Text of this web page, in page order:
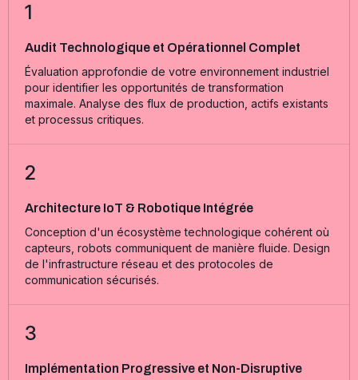
1
Audit Technologique et Opérationnel Complet
Évaluation approfondie de votre environnement industriel
pour identifier les opportunités de transformation
maximale. Analyse des flux de production, actifs existants
et processus critiques.
2
Architecture IoT & Robotique Intégrée
Conception d'un écosystème technologique cohérent où
capteurs, robots communiquent de manière fluide. Design
de l'infrastructure réseau et des protocoles de
communication sécurisés.
3
Implémentation Progressive et Non-Disruptive